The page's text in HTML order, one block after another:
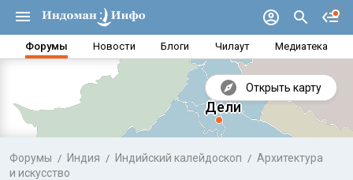
Форумы Новости Блоги Чилаут Медиатека
Открыть карту
Форумы Индия Индийский калейдоскоп
Архитектура
и искусство